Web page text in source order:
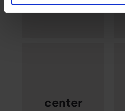
To the showroom
center